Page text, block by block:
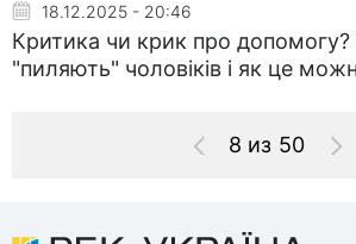
18.12.2025 - 20:46
Критика чи крик про
"пиляють" чоловіків і як це
8 из 50